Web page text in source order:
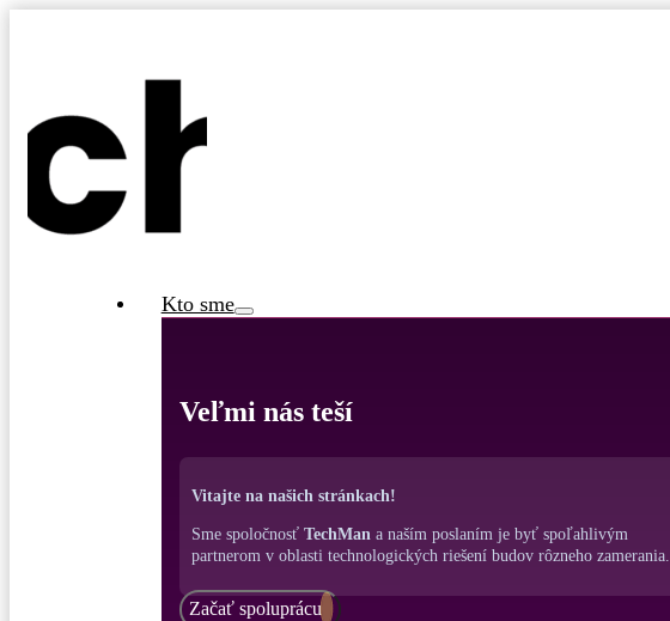
Kto sme
Veľmi nás teší
Vitajte na našich stránkach!
Sme spoločnosť TechMana naším poslaním je byť spoľahlivým
partnerom v oblasti technologických riešení budov rôzneho zamerania.
Začať spoluprácu